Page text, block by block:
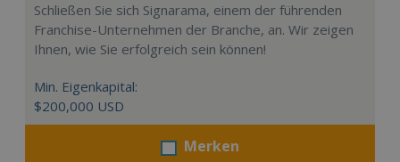
Schließen Sie sich Signarama, einem der führenden
Franchise-Unternehmen der Branche, an. Wir zeigen
Ihnen, wie Sie erfolgreich sein können!
Min. Eigenkapital:
$200,000 USD
Merken